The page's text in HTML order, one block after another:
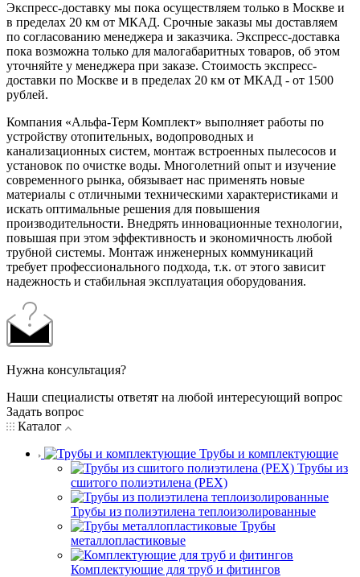
Экспресс-доставку мы пока осуществляем только в Москве и
в пределах 20 км от МКАД. Срочные заказы мы доставляем
по согласованию менеджера и заказчика. Экспресс-доставка
пока возможна только для малогабаритных товаров, об этом
уточняйте у менеджера при заказе. Стоимость экспресс-
доставки по Москве и в пределах 20 км от МКАД - от 1500
рублей.
Компания «Альфа-Терм Комплект» выполняет работы по
устройству отопительных, водопроводных и
канализационных систем, монтаж встроенных пылесосов и
установок по очистке воды. Многолетний опыт и изучение
современного рынка, обязывает нас применять новые
материалы с отличными техническими характеристиками и
искать оптимальные решения для повышения
производительности. Внедрять инновационные технологии,
повышая при этом эффективность и экономичность любой
трубной системы. Монтаж инженерных коммуникаций
требует профессионального подхода, т.к. от этого зависит
надежность и стабильная эксплуатация оборудования.
Нужна консультация?
Наши специалисты ответят на любой интересующий вопрос
Задать вопрос
Каталог
Трубы и комплектующие
Трубы из
сшитого полиэтилена (PEX)
Трубы из полиэтилена теплоизолированные
Трубы
металлопластиковые
Комплектующие для труб и фитингов